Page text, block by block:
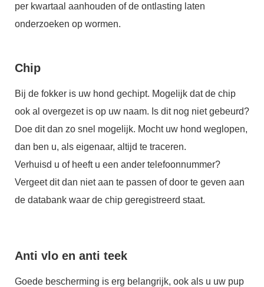
per kwartaal aanhouden of de ontlasting laten
onderzoeken op wormen.
Chip
Bij de fokker is uw hond gechipt. Mogelijk dat de chip
ook al overgezet is op uw naam. Is dit nog niet gebeurd?
Doe dit dan zo snel mogelijk. Mocht uw hond weglopen,
dan ben u, als eigenaar, altijd te traceren.
Verhuisd u of heeft u een ander telefoonnummer?
Vergeet dit dan niet aan te passen of door te geven aan
de databank waar de chip geregistreerd staat.
Anti vlo en anti teek
Goede bescherming is erg belangrijk, ook als u uw pup